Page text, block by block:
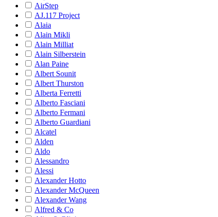
AirStep
AJ.117 Project
Alaia
Alain Mikli
Alain Milliat
Alain Silberstein
Alan Paine
Albert Sounit
Albert Thurston
Alberta Ferretti
Alberto Fasciani
Alberto Fermani
Alberto Guardiani
Alcatel
Alden
Aldo
Alessandro
Alessi
Alexander Hotto
Alexander McQueen
Alexander Wang
Alfred & Co